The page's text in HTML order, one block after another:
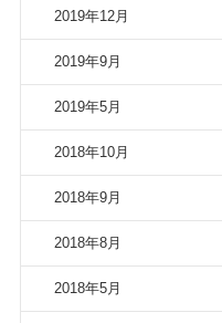
2019年12月
2019年9月
2019年5月
2018年10月
2018年9月
2018年8月
2018年5月